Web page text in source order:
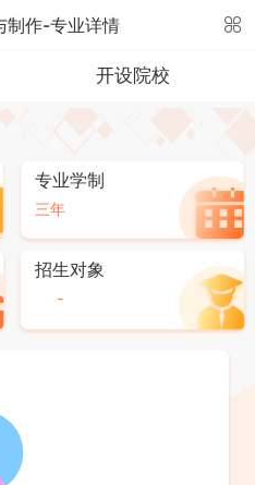
制作-专业详情
开设院校
专业学制
三年
招生对象
-